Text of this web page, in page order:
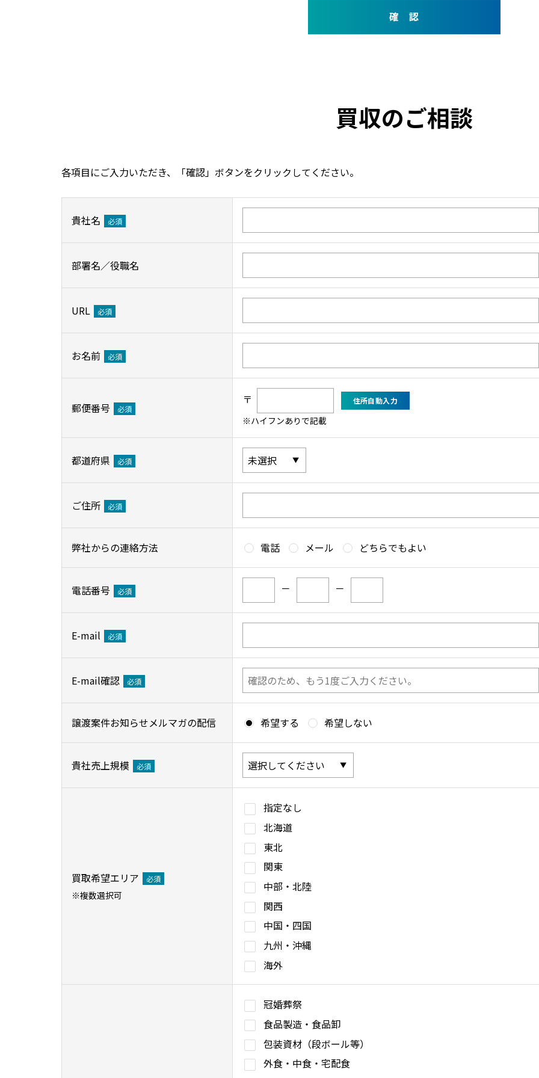
買収のご相談
各項目にご入力いただき、「確認」ボタンをクリックしてください。
貴社名 必須
部署名／役職名
URL 必須
お名前 必須
郵便番号 必須
〒
※ハイフンありで記載
都道府県 必須
ご住所 必須
弊社からの連絡方法 電話 メール どちらでもよい
電話番号 必須 － －
E-mail 必須
E-mail確認 必須
譲渡案件お知らせメルマガの配信 希望する 希望しない
貴社売上規模 必須
買取希望エリア 必須
※複数選択可
指定なし
北海道
東北
関東
中部・北陸
関西
中国・四国
九州・沖縄
海外
冠婚葬祭
食品製造・食品卸
包装資材（段ボール等）
外食・中食・宅配食